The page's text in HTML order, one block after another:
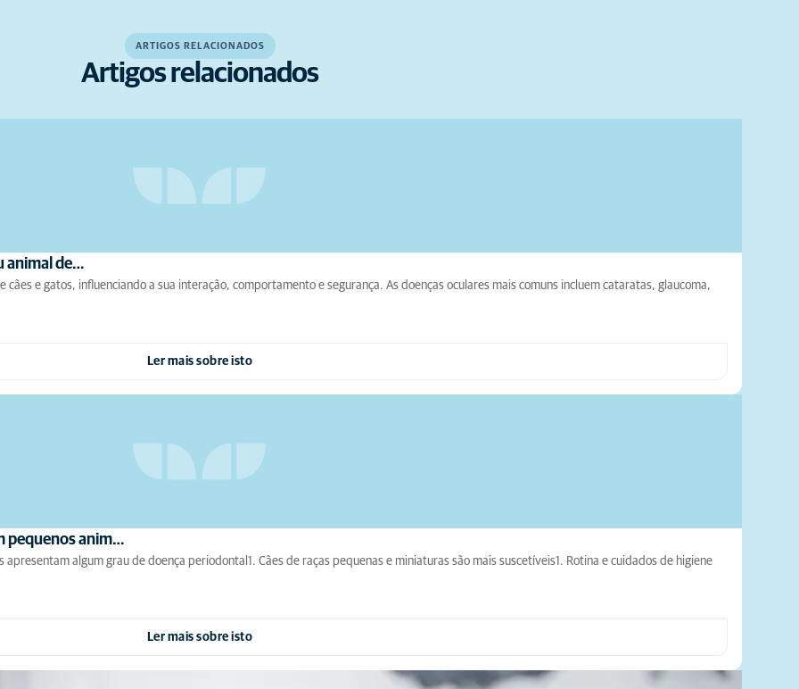
ARTIGOS RELACIONADOS
Artigos relacionados
animal de…
e gatos, influenciando a sua interação, comportamento e segurança. As doenças oculares mais comuns incluem cataratas, glaucoma,
Ler mais sobre isto
pequenos anim…
algum grau de doença periodontal1. Cães de raças pequenas e miniaturas são mais suscetíveis1. Rotina e cuidados de higiene
Ler mais sobre isto